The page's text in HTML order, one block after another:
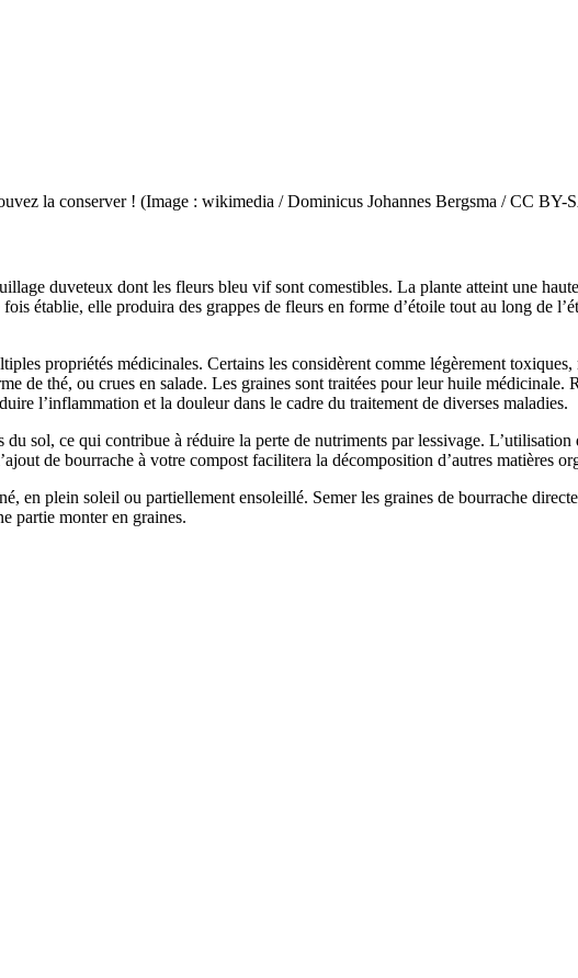
la conserver ! (Image : wikimedia / Dominicus Johannes Bergsma / CC BY-
duveteux dont les fleurs bleu vif sont comestibles. La plante atteint une
établie, elle produira des grappes de fleurs en forme d’étoile tout au long de
propriétés médicinales. Certains les considèrent comme légèrement
de thé, ou crues en salade. Les graines sont traitées pour leur huile
l’inflammation et la douleur dans le cadre du traitement de diverses maladies.
sol, ce qui contribue à réduire la perte de nutriments par lessivage.
de bourrache à votre compost facilitera la décomposition d’autres matières
en plein soleil ou partiellement ensoleillé. Semer les graines de bourrache
partie monter en graines.